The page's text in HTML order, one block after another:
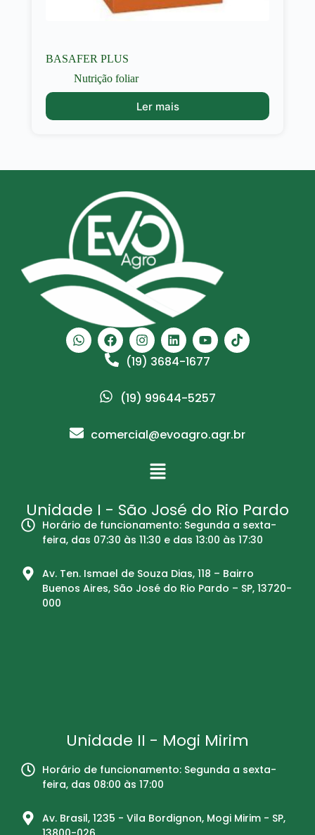
BASAFER PLUS
Nutrição foliar
Ler mais
(19) 3684-1677
(19) 99644-5257
comercial@evoagro.agr.br
Unidade I - São José do Rio Pardo
Horário de funcionamento: Segunda a sexta-
feira, das 07:30 às 11:30 e das 13:00 às 17:30
Av. Ten. Ismael de Souza Dias, 118 – Bairro
Buenos Aires, São José do Rio Pardo – SP, 13720-
000
Unidade II - Mogi Mirim
Horário de funcionamento: Segunda a sexta-
feira, das 08:00 às 17:00
Av. Brasil, 1235 - Vila Bordignon, Mogi Mirim - SP,